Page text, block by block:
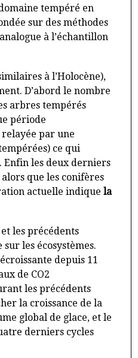
tempéré en
sur des méthodes
à l’échantillon
à l’Holocène),
D’abord le nombre
arbres tempérés
période
par une
ce qui
les deux derniers
que les conifères
actuelle indique la
les précédents
les écosystèmes.
depuis 11
de CO2
les précédents
la croissance de la
global de glace, et le
derniers cycles